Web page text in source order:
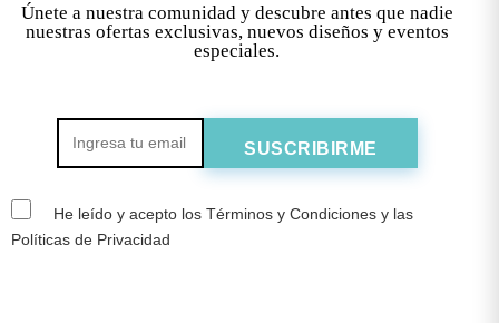
Únete a nuestra comunidad y descubre antes que nadie
nuestras ofertas exclusivas, nuevos diseños y eventos
especiales.
He leído y acepto los Términos y Condiciones y las
Políticas de Privacidad